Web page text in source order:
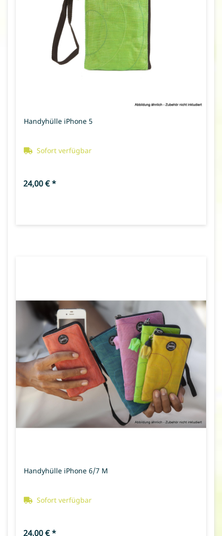
Handyhülle iPhone 5
Sofort verfügbar
24,00 €*
Handyhülle iPhone 6/7 M
Sofort verfügbar
24,00 €*